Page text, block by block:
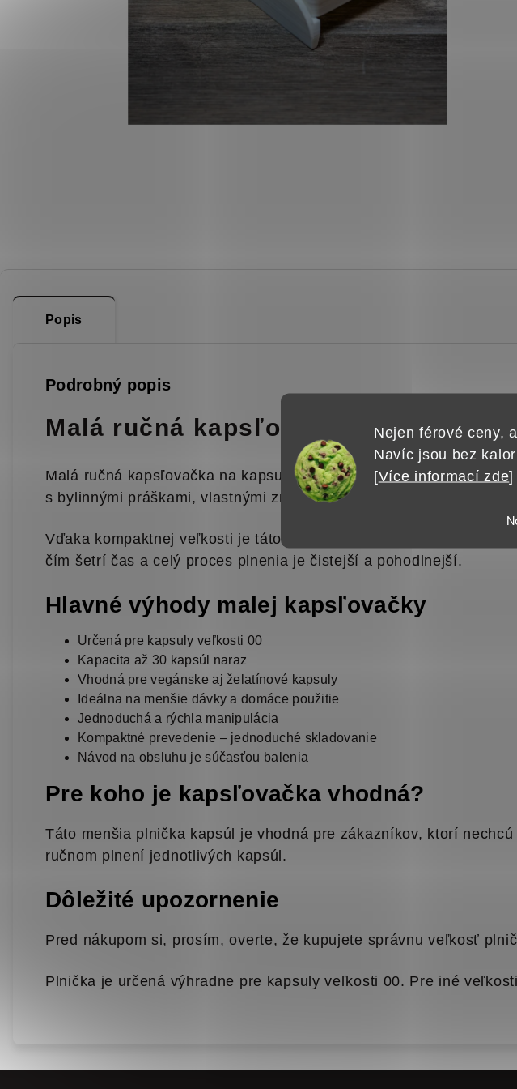
Nejen férové ceny,
Navíc jsou bez
[Více informací zde]
Popis
Podrobný popis
Malá ručná kapsľovačka veľkosť 00
Malá ručná kapsľovačka na kapsuly veľkosti 00 je praktická
s bylinnými práškami, vlastnými zmesami alebo výživovými
Vďaka kompaktnej veľkosti je táto plnička kapsúl ideálna na
čím šetrí čas a celý proces plnenia je čistejší a pohodlnejší.
Hlavné výhody malej kapsľovačky
Určená pre kapsuly veľkosti 00
Kapacita až 30 kapsúl naraz
Vhodná pre vegánske aj želatínové kapsuly
Ideálna na menšie dávky a domáce použitie
Jednoduchá a rýchla manipulácia
Kompaktné prevedenie – jednoduché skladovanie
Návod na obsluhu je súčasťou balenia
Pre koho je kapsľovačka vhodná?
Táto menšia plnička kapsúl je vhodná pre zákazníkov, ktorí
ručnom plnení jednotlivých kapsúl.
Dôležité upozornenie
Pred nákupom si, prosím, overte, že kupujete správnu veľkosť
Plnička je určená výhradne pre kapsuly veľkosti 00. Pre iné